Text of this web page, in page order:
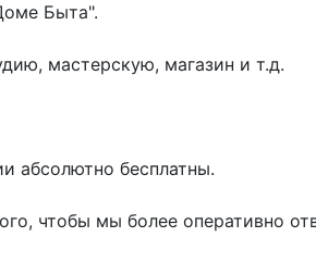
Быта".
мастерскую, магазин и т.д.
абсолютно бесплатны.
чтобы мы более оперативно